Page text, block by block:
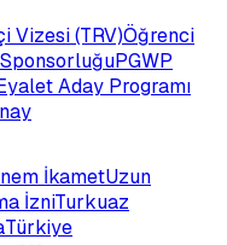
Vizesi (TRV)Öğrenci
PGWP
Aday Programı
İkametUzun
İzniTurkuaz
Türkiye